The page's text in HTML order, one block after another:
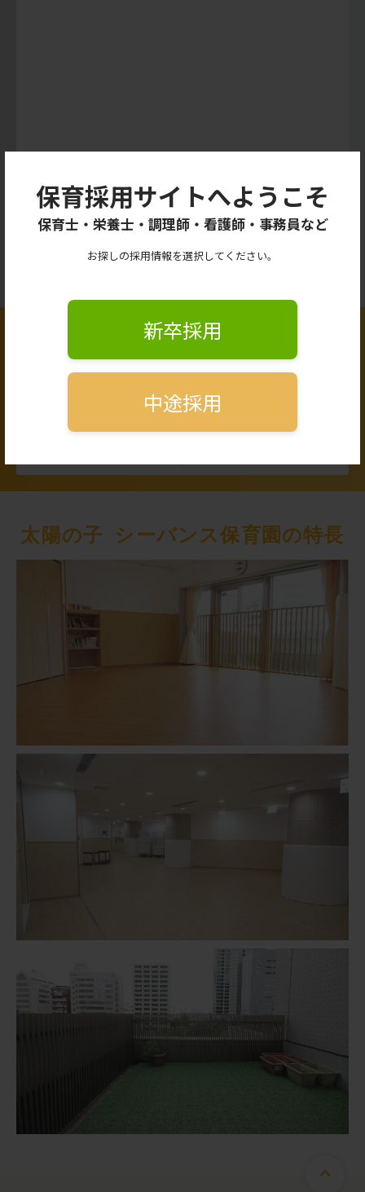
保育採用サイトへようこそ
保育士・栄養士・調理師・看護師・事務員など
お探しの採用情報を選択してください。
新卒採用
中途採用
求人情報
太陽の子 シーバンス保育園の特長